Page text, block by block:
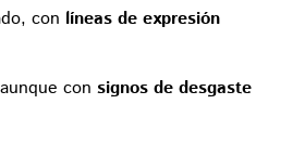
con líneas de expresión
con signos de desgaste